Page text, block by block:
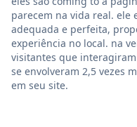
parecem na vida real. ele
adequada e perfeita,
experiência no local. na
visitantes que
se envolveram 2,5 vezes
em seu site.